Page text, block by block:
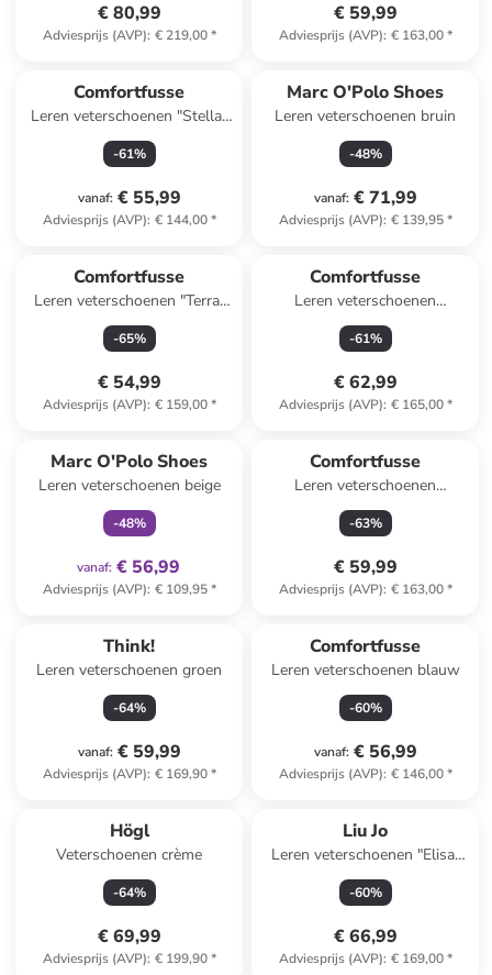
€ 80,99
Adviesprijs (AVP): € 219,00*
€ 59,99
Adviesprijs (AVP): € 163,00*
Comfortfusse
Leren veterschoenen "Stella"
grijs
-61%
vanaf: € 55,99
Adviesprijs (AVP): € 144,00*
Marc O'Polo Shoes
Leren veterschoenen bruin
-48%
vanaf: € 71,99
Adviesprijs (AVP): € 139,95*
Comfortfusse
Leren veterschoenen "Terra"
beige
-65%
€ 54,99
Adviesprijs (AVP): € 159,00*
Comfortfusse
Leren veterschoenen
bordeaux
-61%
€ 62,99
Adviesprijs (AVP): € 165,00*
Marc O'Polo Shoes
Leren veterschoenen beige
-48%
vanaf: € 56,99
Adviesprijs (AVP): € 109,95*
Comfortfusse
Leren veterschoenen
"Harmony" blauw
-63%
€ 59,99
Adviesprijs (AVP): € 163,00*
Think!
Leren veterschoenen groen
-64%
vanaf: € 59,99
Adviesprijs (AVP): € 169,90*
Comfortfusse
Leren veterschoenen blauw
-60%
vanaf: € 56,99
Adviesprijs (AVP): € 146,00*
Högl
Veterschoenen crème
-64%
€ 69,99
Adviesprijs (AVP): € 199,90*
Liu Jo
Leren veterschoenen "Elisa"
zwart
-60%
€ 66,99
Adviesprijs (AVP): € 169,00*